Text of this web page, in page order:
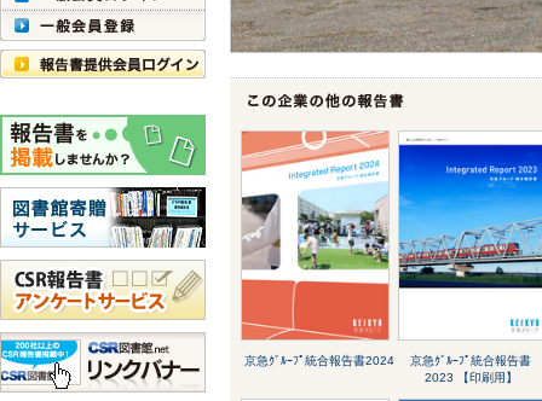
京急ｸﾞﾙｰﾌﾟ統合報告書2024
京急ｸﾞﾙｰﾌﾟ統合報告書
2023 【印刷用】